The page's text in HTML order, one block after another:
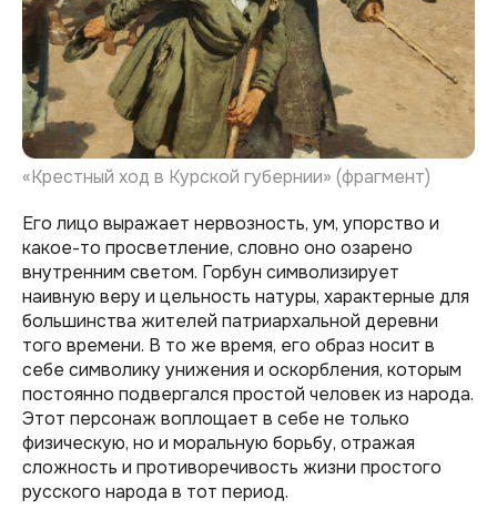
«Крестный ход в Курской губернии» (фрагмент)
Его лицо выражает нервозность, ум, упорство и
какое-то просветление, словно оно озарено
внутренним светом. Горбун символизирует
наивную веру и цельность натуры, характерные для
большинства жителей патриархальной деревни
того времени. В то же время, его образ носит в
себе символику унижения и оскорбления, которым
постоянно подвергался простой человек из народа.
Этот персонаж воплощает в себе не только
физическую, но и моральную борьбу, отражая
сложность и противоречивость жизни простого
русского народа в тот период.